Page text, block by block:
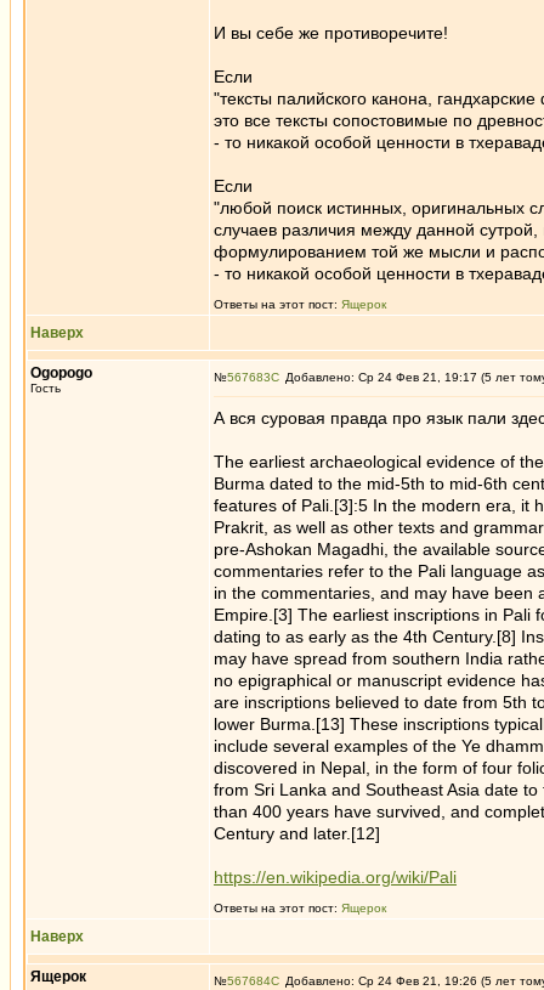
И вы себе же противоречите!
Если
"тексты палийского канона,
это все тексты сопостовимые по
- то никакой особой ценности в
Если
"любой поиск истинных, оригинальных
случаев различия между данной
формулированием той же мысли и
- то никакой особой ценности в
Ответы на этот пост: Ящерок
Наверх
Ogopogo
Гость
№567683 Добавлено: Ср 24 Фев 21, 19:17 (5 лет
А вся суровая правда про язык пали
The earliest archaeological evidence of
Burma dated to the mid-5th to mid-6th
features of Pali.[3]:5 In the modern era, it
Prakrit, as well as other texts and
pre-Ashokan Magadhi, the available
commentaries refer to the Pali language
in the commentaries, and may have been
Empire.[3] The earliest inscriptions in Pali
dating to as early as the 4th Century.[8]
may have spread from southern India
no epigraphical or manuscript evidence
are inscriptions believed to date from 5th
lower Burma.[13] These inscriptions
include several examples of the Ye
discovered in Nepal, in the form of four
from Sri Lanka and Southeast Asia date
than 400 years have survived, and
Century and later.[12]
https://en.wikipedia.org/wiki/Pali
Ответы на этот пост: Ящерок
Наверх
Ящерок №567684 Добавлено: Ср 24 Фев 21, 19:26 (5 лет